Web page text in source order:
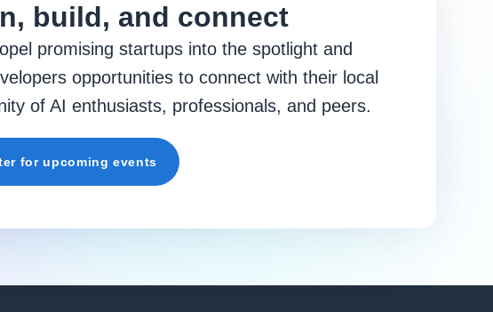
build, and connect
promising startups into the spotlight and
opportunities to connect with their local
of AI enthusiasts, professionals, and peers.
for upcoming events